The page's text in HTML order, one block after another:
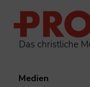
Das christliche
Medien